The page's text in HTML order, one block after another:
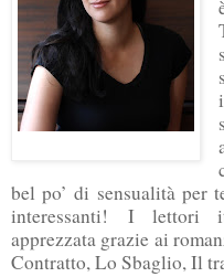
bel po’ di sensualità per
interessanti! I lettori
apprezzata grazie ai
Contratto, Lo Sbaglio, Il